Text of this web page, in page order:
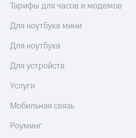
Тарифы для часов и модемов
Для ноутбука мини
Для ноутбука
Для устройств
Услуги
Мобильная связь
Роуминг